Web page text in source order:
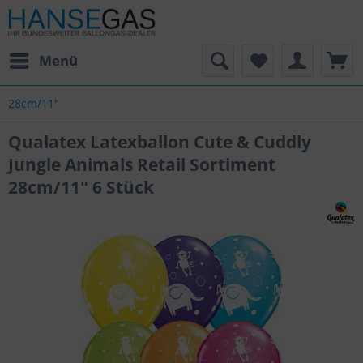
Menü
28cm/11"
Qualatex Latexballon Cute & Cuddly
Jungle Animals Retail Sortiment
28cm/11" 6 Stück